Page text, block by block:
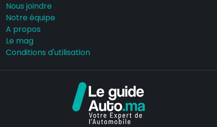
Nous joindre
Notre équipe
A propos
Le mag
Conditions d'utilisation